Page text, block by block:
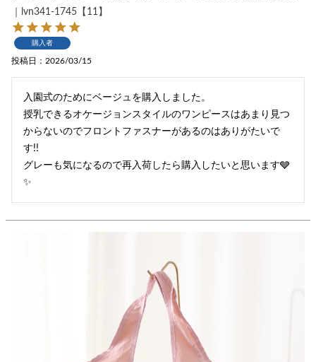
｜lvn341-1745【11】
購入者
投稿日 2026/03/15
入園式のためにベージュを購入しました。
授乳できるオケージョンスタイルのワンピースはあまり見つ
からないのでフロントファスナーがあるのはありがたいで
す!!
グレーも気になるので再入荷したら購入したいと思います🩶
✨